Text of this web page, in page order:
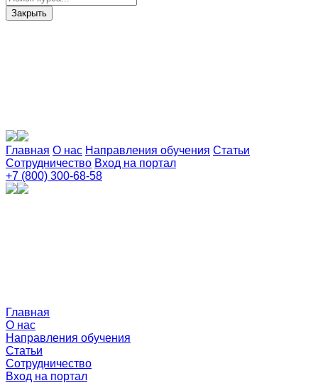
Закрыть
Главная О нас Направления обучения Статьи
Сотрудничество Вход на портал
+7 (800) 300-68-58
Главная
О нас
Направления обучения
Статьи
Сотрудничество
Вход на портал